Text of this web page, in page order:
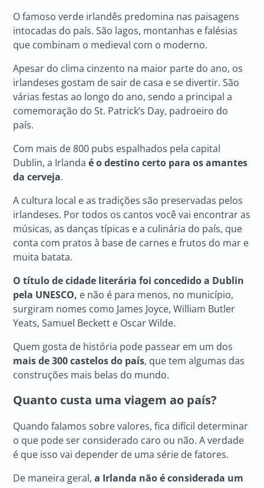
O famoso verde irlandês predomina nas paisagens
intocadas do país. São lagos, montanhas e falésias
que combinam o medieval com o moderno.
Apesar do clima cinzento na maior parte do ano, os
irlandeses gostam de sair de casa e se divertir. São
várias festas ao longo do ano, sendo a principal a
comemoração do St. Patrick’s Day, padroeiro do
país.
Com mais de 800 pubs espalhados pela capital
Dublin, a Irlandaé o destino certo para os amantes
da cerveja.
A cultura local e as tradições são preservadas pelos
irlandeses. Por todos os cantos você vai encontrar as
músicas, as danças típicas e a culinária do país, que
conta com pratos à base de carnes e frutos do mar e
muita batata.
O título de cidade literária foi concedido a Dublin
pela UNESCO, e não é para menos, no município,
surgiram nomes como James Joyce, William Butler
Yeats, Samuel Beckett e Oscar Wilde.
Quem gosta de história pode passear em um dos
mais de 300 castelos do país, que tem algumas das
construções mais belas do mundo.
Quanto custa uma viagem ao país?
Quando falamos sobre valores, fica difícil determinar
o que pode ser considerado caro ou não. A verdade
é que isso vai depender de uma série de fatores.
De maneira geral,a Irlanda não é considerada um